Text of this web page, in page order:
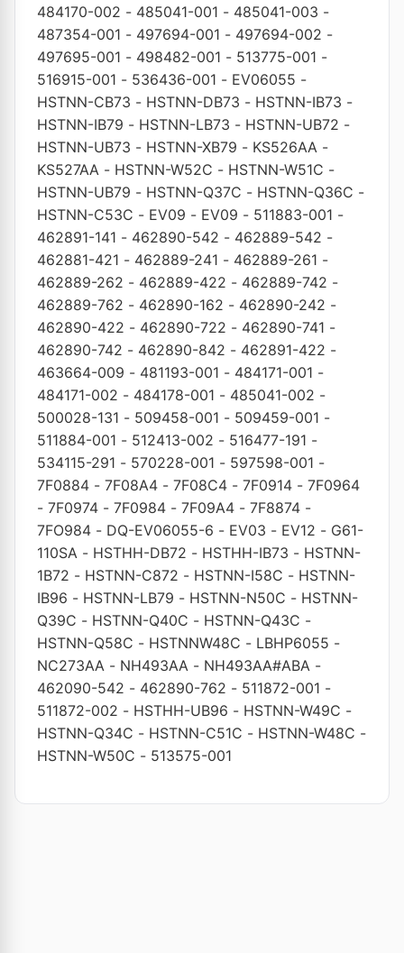
484170-002 - 485041-001 - 485041-003 -
487354-001 - 497694-001 - 497694-002 -
497695-001 - 498482-001 - 513775-001 -
516915-001 - 536436-001 - EV06055 -
HSTNN-CB73 - HSTNN-DB73 - HSTNN-IB73 -
HSTNN-IB79 - HSTNN-LB73 - HSTNN-UB72 -
HSTNN-UB73 - HSTNN-XB79 - KS526AA -
KS527AA - HSTNN-W52C - HSTNN-W51C -
HSTNN-UB79 - HSTNN-Q37C - HSTNN-Q36C -
HSTNN-C53C - EV09 - EV09 - 511883-001 -
462891-141 - 462890-542 - 462889-542 -
462881-421 - 462889-241 - 462889-261 -
462889-262 - 462889-422 - 462889-742 -
462889-762 - 462890-162 - 462890-242 -
462890-422 - 462890-722 - 462890-741 -
462890-742 - 462890-842 - 462891-422 -
463664-009 - 481193-001 - 484171-001 -
484171-002 - 484178-001 - 485041-002 -
500028-131 - 509458-001 - 509459-001 -
511884-001 - 512413-002 - 516477-191 -
534115-291 - 570228-001 - 597598-001 -
7F0884 - 7F08A4 - 7F08C4 - 7F0914 - 7F0964
- 7F0974 - 7F0984 - 7F09A4 - 7F8874 -
7FO984 - DQ-EV06055-6 - EV03 - EV12 - G61-
110SA - HSTHH-DB72 - HSTHH-IB73 - HSTNN-
1B72 - HSTNN-C872 - HSTNN-I58C - HSTNN-
IB96 - HSTNN-LB79 - HSTNN-N50C - HSTNN-
Q39C - HSTNN-Q40C - HSTNN-Q43C -
HSTNN-Q58C - HSTNNW48C - LBHP6055 -
NC273AA - NH493AA - NH493AA#ABA -
462090-542 - 462890-762 - 511872-001 -
511872-002 - HSTHH-UB96 - HSTNN-W49C -
HSTNN-Q34C - HSTNN-C51C - HSTNN-W48C -
HSTNN-W50C - 513575-001